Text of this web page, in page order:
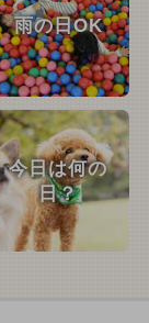
雨の日OK
今日は何の
日？